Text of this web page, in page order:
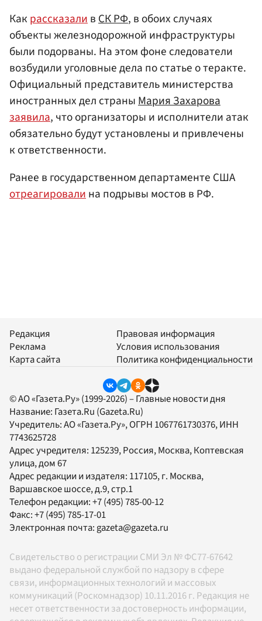
Как рассказаливСК РФ, в обоих случаях
объекты железнодорожной инфраструктуры
были подорваны. На этом фоне следователи
возбудили уголовные дела по статье о теракте.
Официальный представитель министерства
иностранных дел страныМария Захарова
заявила, что организаторы и исполнители атак
обязательно будут установлены и привлечены
к ответственности.
Ранее в государственном департаменте США
отреагировалина подрывы мостов в РФ.
Редакция
Реклама
Карта сайта
Правовая информация
Условия использования
Политика конфиденциальности
© АО «Газета.Ру» (1999-2026) – Главные новости дня
Название: Газета.Ru (Gazeta.Ru)
Учредитель:АО «Газета.Ру», ОГРН 1067761730376, ИНН
7743625728
Адрес учредителя: 125239, Россия, Москва, Коптевская
улица, дом 67
Адрес редакции и издателя: 117105, г. Москва,
Варшавское шоссе, д.9, стр.1
Телефон редакции:+7 (495) 785-00-12
Факс:+7 (495) 785-17-01
Электронная почта: gazeta@gazeta.ru
Свидетельство о регистрации СМИ Эл № ФС77-67642
выдано федеральной службой по надзору в сфере
связи, информационных технологий и массовых
коммуникаций (Роскомнадзор) 10.11.2016 г. Редакция не
несет ответственности за достоверность информации,